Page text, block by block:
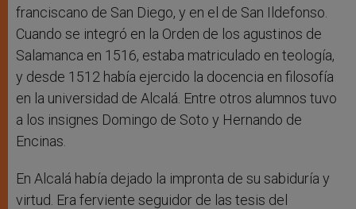
franciscano de San Diego, y en el de San Ildefonso.
Cuando se integró en la Orden de los agustinos de
Salamanca en 1516, estaba matriculado en teología,
y desde 1512 había ejercido la docencia en filosofía
en la universidad de Alcalá. Entre otros alumnos tuvo
a los insignes Domingo de Soto y Hernando de
Encinas.
En Alcalá había dejado la impronta de su sabiduría y
virtud. Era ferviente seguidor de las tesis del